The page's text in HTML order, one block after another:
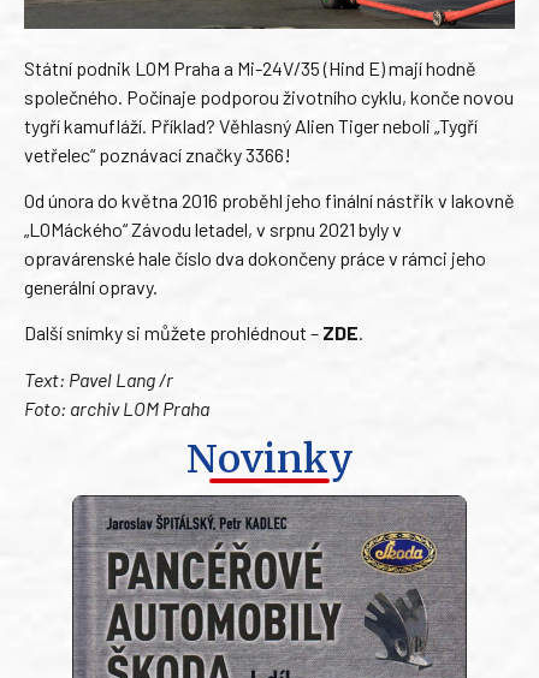
Státní podnik LOM Praha a Mi-24V/35 (Hind E) mají hodně
společného. Počínaje podporou životního cyklu, konče novou
tygří kamufláží. Příklad? Věhlasný Alien Tiger neboli „Tygří
vetřelec“ poznávací značky 3366!
Od února do května 2016 proběhl jeho finální nástřik v lakovně
„LOMáckého“ Závodu letadel, v srpnu 2021 byly v
opravárenské hale číslo dva dokončeny práce v rámci jeho
generální opravy.
Další snímky si můžete prohlédnout – ZDE.
Text: Pavel Lang /r
Foto: archiv LOM Praha
Novinky